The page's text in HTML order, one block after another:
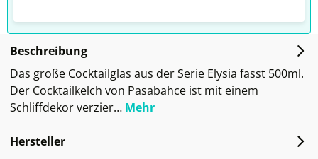
Beschreibung
Das große Cocktailglas aus der Serie Elysia fasst 500ml.
Der Cocktailkelch von Pasabahce ist mit einem
Schliffdekor verzier… Mehr
Hersteller